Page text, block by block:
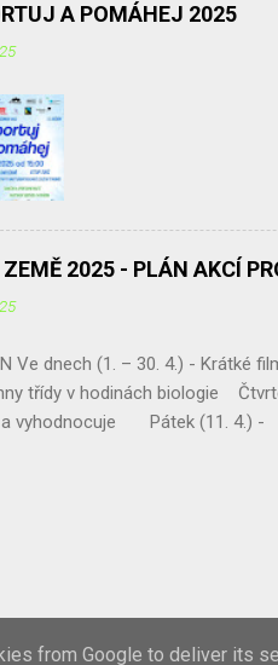
A POMÁHEJ 2025
ZEMĚ 2025 - PLÁN AKCÍ
Ve dnech (1. – 30. 4.) -
třídy v hodinách biologie
vyhodnocuje Pátek (11. 4.) -
- projekt „ Čistou Vysočinou“
from Google to deliver its